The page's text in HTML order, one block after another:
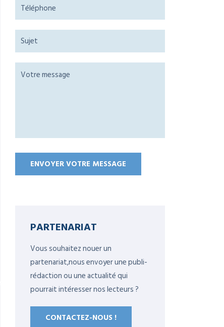
PARTENARIAT
Vous souhaitez nouer un
partenariat,nous envoyer une publi-
rédaction ou une actualité qui
pourrait intéresser nos lecteurs ?
CONTACTEZ-NOUS !